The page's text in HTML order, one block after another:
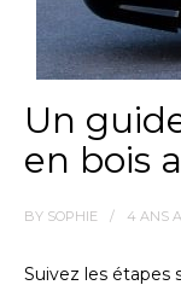
Un
en bois
BY SOPHIE 4 ANS
Suivez les étapes